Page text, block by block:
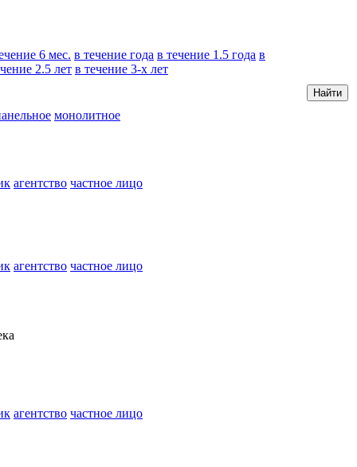
6 мес. в течение года в течение 1.5 года в
2.5 лет в течение 3-x лет
монолитное
агентство частное лицо
агентство частное лицо
агентство частное лицо